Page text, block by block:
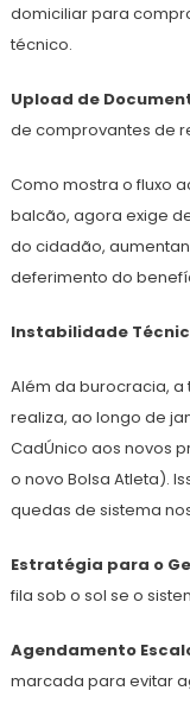
domiciliar para
técnico.
Upload de
de comprovantes de
Como mostra o fluxo
balcão, agora exige
do cidadão,
deferimento do
Instabilidade
Além da burocracia,
realiza, ao longo de
CadÚnico aos novos
o novo Bolsa Atleta).
quedas de sistema
Estratégia para o
fila sob o sol se o
Agendamento
marcada para evitar